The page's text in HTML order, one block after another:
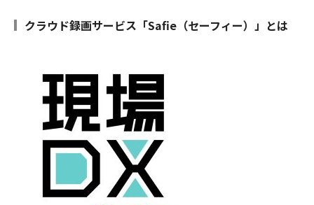
クラウド録画サービス「Safie（セーフィー）」とは